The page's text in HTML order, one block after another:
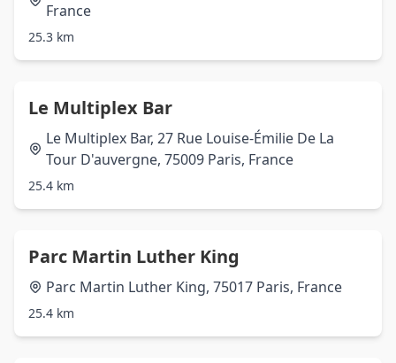
France
25.3 km
Le Multiplex Bar
Le Multiplex Bar, 27 Rue Louise-Émilie De La
Tour D'auvergne, 75009 Paris, France
25.4 km
Parc Martin Luther King
Parc Martin Luther King, 75017 Paris, France
25.4 km